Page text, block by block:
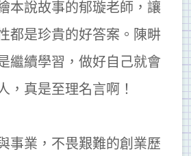
本說故事的郁璇老師，讓
都是珍貴的好答案。陳畊
繼續學習，做好自己就會
，真是至理名言啊！
事業，不畏艱難的創業歷